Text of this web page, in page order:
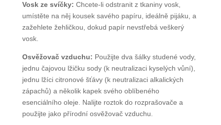
Vosk ze svíčky: Chcete-li odstranit z tkaniny vosk,
umístěte na něj kousek savého papíru, ideálně pijáku, a
zažehlete žehličkou, dokud papír nevstřebá veškerý
vosk.
Osvěžovač vzduchu: Použijte dva šálky studené vody,
jednu čajovou lžičku sody (k neutralizaci kyselých vůní),
jednu lžíci citronové šťávy (k neutralizaci alkalických
zápachů) a několik kapek svého oblíbeného
esenciálního oleje. Nalijte roztok do rozprašovače a
použijte jako přírodní osvěžovač vzduchu.